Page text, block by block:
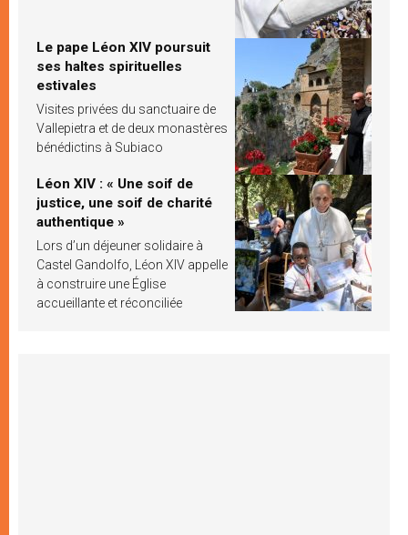
Le pape Léon XIV poursuit
ses haltes spirituelles
estivales
Visites privées du sanctuaire de
Vallepietra et de deux monastères
bénédictins à Subiaco
Léon XIV : « Une soif de
justice, une soif de charité
authentique »
Lors d’un déjeuner solidaire à
Castel Gandolfo, Léon XIV appelle
à construire une Église
accueillante et réconciliée